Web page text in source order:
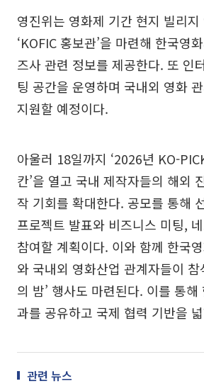
영진위는 영화제 기간 현지 빌리지
‘KOFIC 홍보관’을 마련해 한국영
즈사 관련 정보를 제공한다. 또 인
팅 공간을 운영하며 국내외 영화
지원할 예정이다.
아울러 18일까지 ‘2026년 KO-
칸’을 열고 국내 제작자들의 해외
작 기회를 확대한다. 공모를 통해
프로젝트 발표와 비즈니스 미팅,
참여할 계획이다. 이와 함께 한국
와 국내외 영화산업 관계자들이 참
의 밤’ 행사도 마련된다. 이를 통해
과를 공유하고 국제 협력 기반을
관련 뉴스